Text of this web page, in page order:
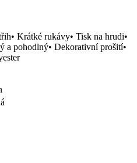
Krátké rukávy• Tisk na hrudi•
a pohodlný• Dekorativní prošití•